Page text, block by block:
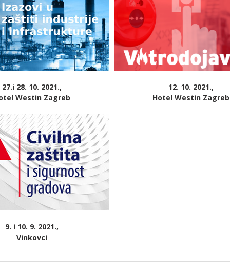
27.i 28. 10. 2021.,
Westin Zagreb
12. 10. 2021.,
Hotel Westin Zagreb
9. i 10. 9. 2021.,
Vinkovci